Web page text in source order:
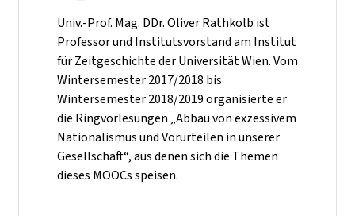
Univ.-Prof. Mag. DDr. Oliver Rathkolb ist
Professor und Institutsvorstand am Institut
für Zeitgeschichte der Universität Wien. Vom
Wintersemester 2017/2018 bis
Wintersemester 2018/2019 organisierte er
die Ringvorlesungen „Abbau von exzessivem
Nationalismus und Vorurteilen in unserer
Gesellschaft“, aus denen sich die Themen
dieses MOOCs speisen.